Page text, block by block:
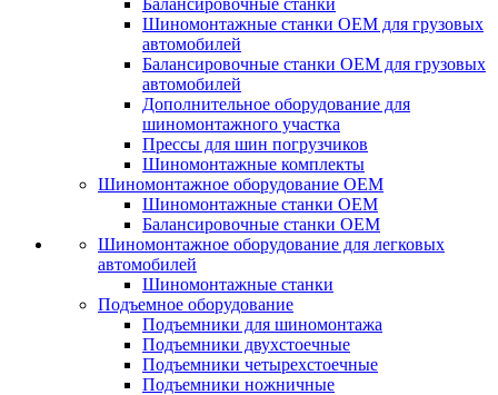
Балансировочные станки
Шиномонтажные станки ОЕМ для грузовых
автомобилей
Балансировочные станки ОЕМ для грузовых
автомобилей
Дополнительное оборудование для
шиномонтажного участка
Прессы для шин погрузчиков
Шиномонтажные комплекты
Шиномонтажное оборудование ОЕМ
Шиномонтажные станки ОЕМ
Балансировочные станки ОЕМ
Шиномонтажное оборудование для легковых
автомобилей
Шиномонтажные станки
Подъемное оборудование
Подъемники для шиномонтажа
Подъемники двухстоечные
Подъемники четырехстоечные
Подъемники ножничные